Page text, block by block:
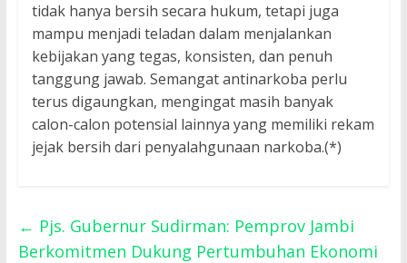
tidak hanya bersih secara hukum, tetapi juga
mampu menjadi teladan dalam menjalankan
kebijakan yang tegas, konsisten, dan penuh
tanggung jawab. Semangat antinarkoba perlu
terus digaungkan, mengingat masih banyak
calon-calon potensial lainnya yang memiliki rekam
jejak bersih dari penyalahgunaan narkoba.(*)
← Pjs. Gubernur Sudirman: Pemprov Jambi
Berkomitmen Dukung Pertumbuhan Ekonomi